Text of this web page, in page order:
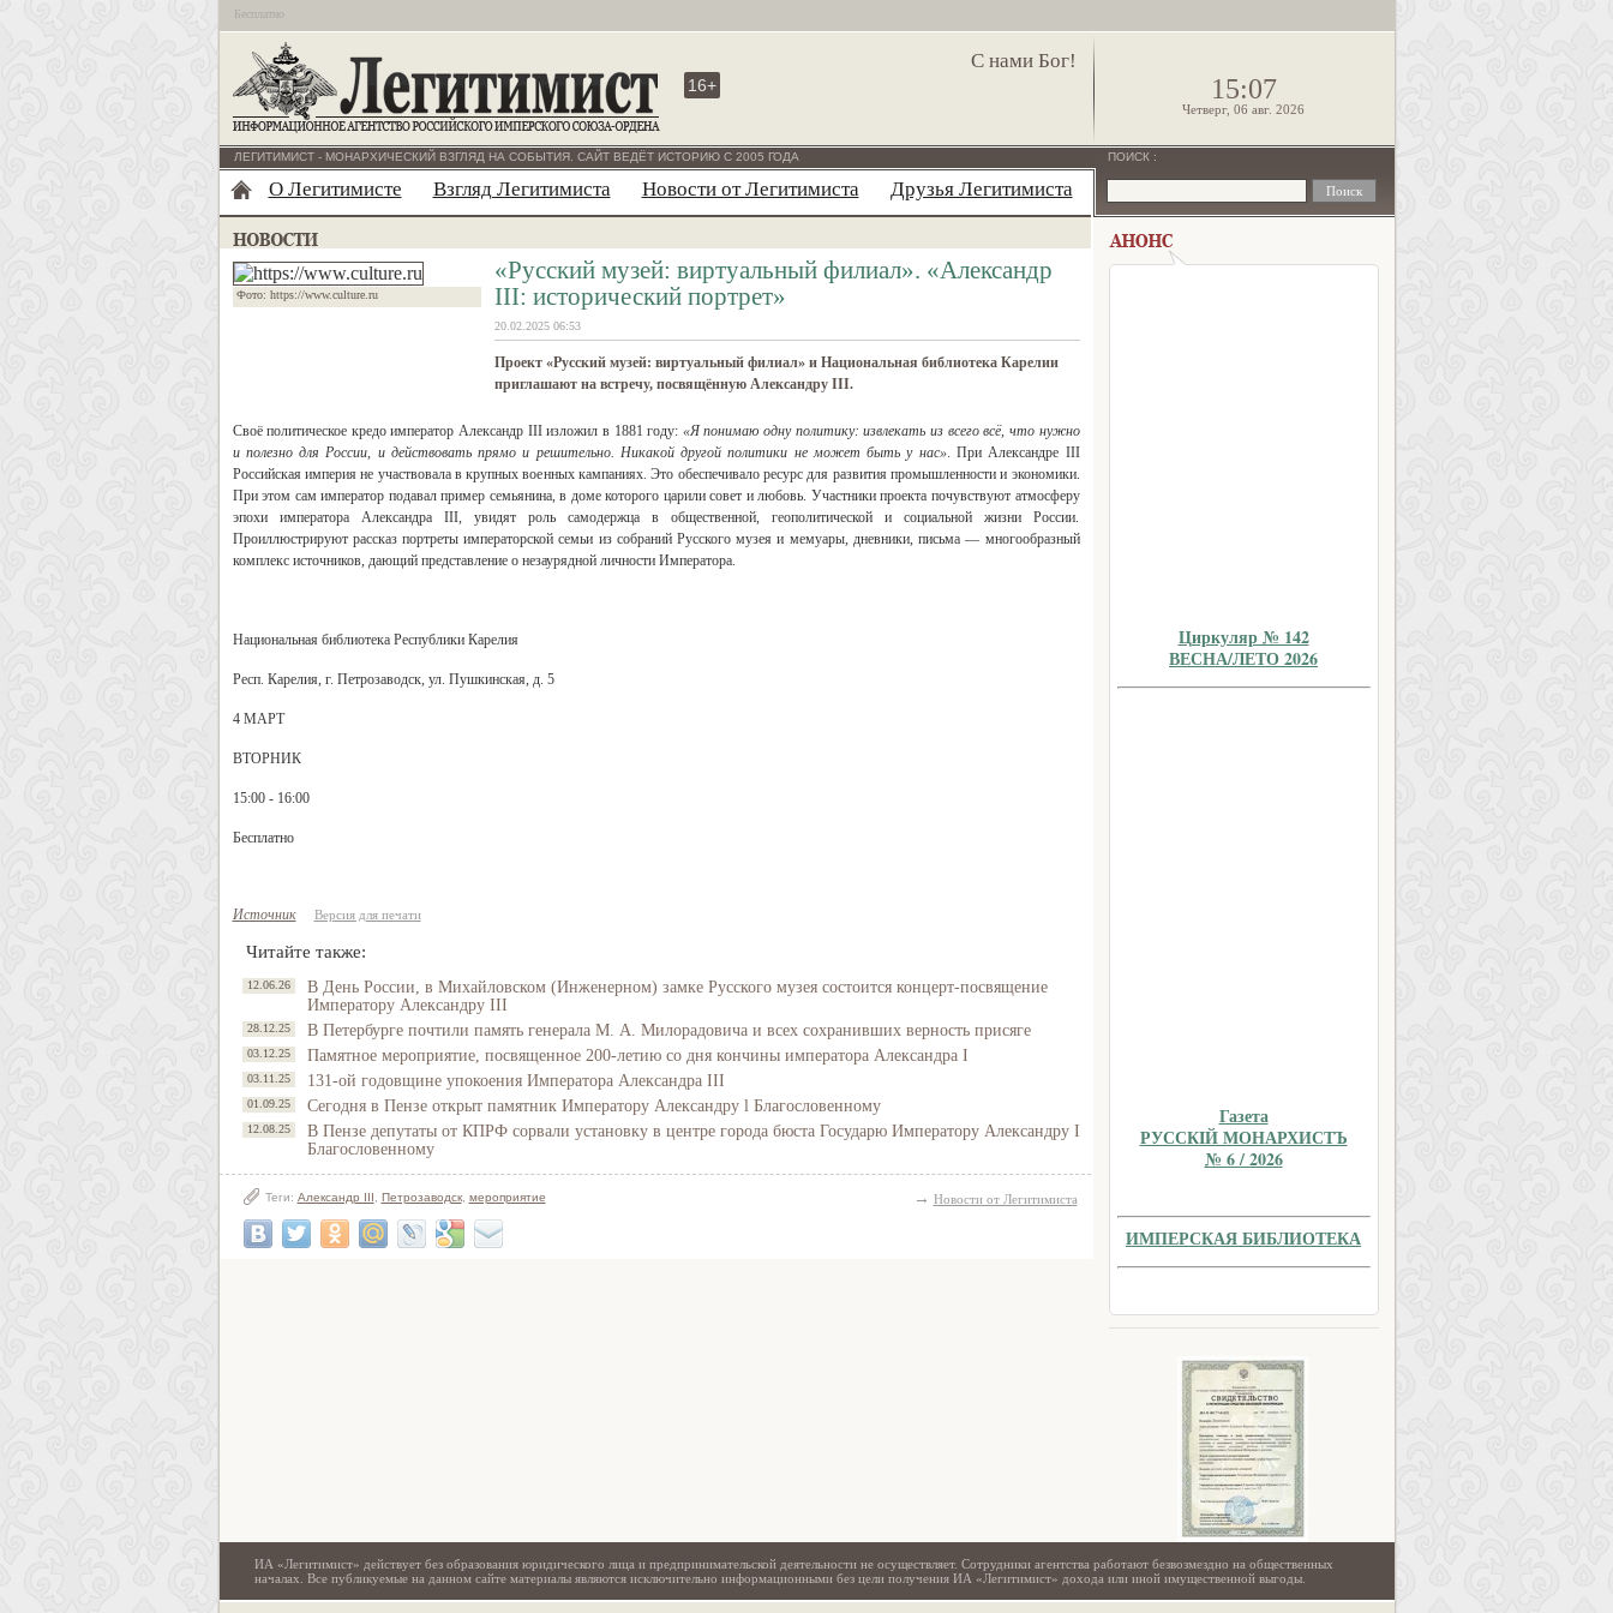
Бесплатно
С нами Бог!
16+ 15:07
Четверг, 06 авг. 2026
ЛЕГИТИМИСТ - МОНАРХИЧЕСКИЙ ВЗГЛЯД НА СОБЫТИЯ. САЙТ ВЕДЁТ ИСТОРИЮ С 2005 ГОДА
О Легитимисте Взгляд Легитимиста Новости от Легитимиста Друзья Легитимиста
Фото: https://www.culture.ru
«Русский музей: виртуальный филиал». «Александр
III: исторический портрет»
20.02.2025 06:53
Проект «Русский музей: виртуальный филиал» и Национальная библиотека Карелии
приглашают на встречу, посвящённую Александру III.
Своё политическое кредо император Александр III изложил в 1881 году: «Я понимаю одну политику: извлекать из всего всё, что нужно
и полезно для России, и действовать прямо и решительно. Никакой другой политики не может быть у нас». При Александре III
Российская империя не участвовала в крупных военных кампаниях. Это обеспечивало ресурс для развития промышленности и экономики.
При этом сам император подавал пример семьянина, в доме которого царили совет и любовь. Участники проекта почувствуют атмосферу
эпохи императора Александра III, увидят роль самодержца в общественной, геополитической и социальной жизни России.
Проиллюстрируют рассказ портреты императорской семьи из собраний Русского музея и мемуары, дневники, письма — многообразный
комплекс источников, дающий представление о незаурядной личности Императора.
Национальная библиотека Республики Карелия
Респ. Карелия, г. Петрозаводск, ул. Пушкинская, д. 5
4 МАРТ
ВТОРНИК
15:00 - 16:00
Бесплатно
Источник Версия для печати
Читайте также:
12.06.26
В День России, в Михайловском (Инженерном) замке Русского музея состоится концерт-посвящение
Императору Александру III
28.12.25 В Петербурге почтили память генерала М. А. Милорадовича и всех сохранивших верность присяге
03.12.25 Памятное мероприятие, посвященное 200-летию со дня кончины императора Александра I
03.11.25 131-ой годовщине упокоения Императора Александра III
01.09.25 Сегодня в Пензе открыт памятник Императору Александру l Благословенному
12.08.25
В Пензе депутаты от КПРФ сорвали установку в центре города бюста Государю Императору Александру I
Благословенному
Теги: Александр III Петрозаводск, мероприятие → Новости от Легитимиста
ПОИСК :
Циркуляр № 142
ВЕСНА/ЛЕТО 2026
Газета
РУССКIЙ МОНАРХИСТЪ
№ 6 / 2026
ИМПЕРСКАЯ БИБЛИОТЕКА
ИА «Легитимист» действует без образования юридического лица и предпринимательской деятельности не осуществляет. Сотрудники агентства работают безвозмездно на общественных
началах. Все публикуемые на данном сайте материалы являются исключительно информационными без цели получения ИА «Легитимист» дохода или иной имущественной выгоды.